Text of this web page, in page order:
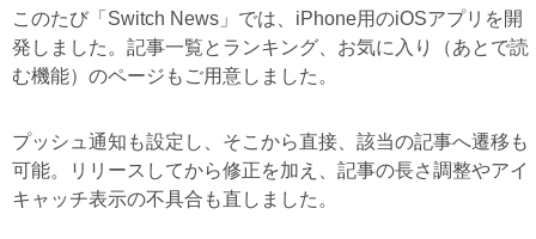
このたび「Switch News」では、iPhone用のiOSアプリを開
発しました。記事一覧とランキング、お気に入り（あとで読
む機能）のページもご用意しました。
プッシュ通知も設定し、そこから直接、該当の記事へ遷移も
可能。リリースしてから修正を加え、記事の長さ調整やアイ
キャッチ表示の不具合も直しました。